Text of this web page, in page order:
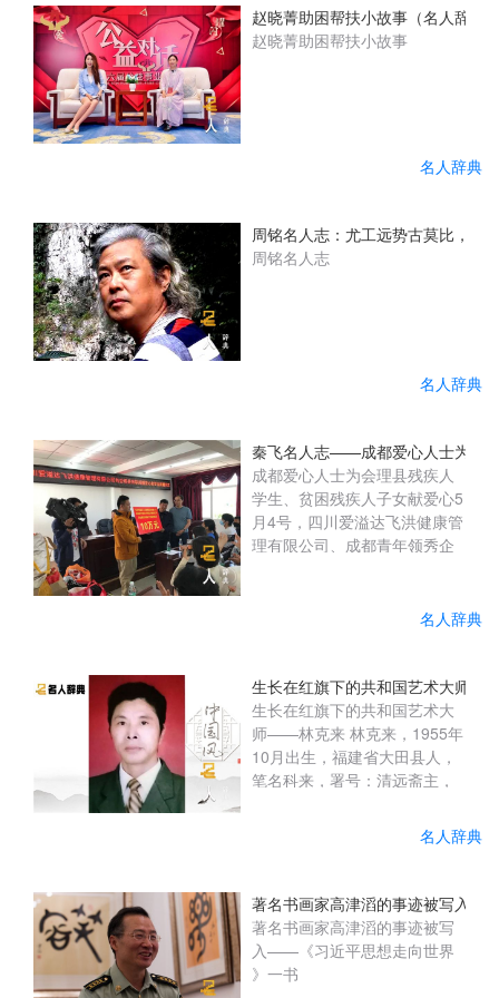
赵晓菁助困帮扶小故事（名人辞典
赵晓菁助困帮扶小故事
名人辞典
周铭名人志：尤工远势古莫比，
周铭名人志
名人辞典
秦飞名人志——成都爱心人士为会
成都爱心人士为会理县残疾人
学生、贫困残疾人子女献爱心5
月4号，四川爱溢达飞洪健康管
理有限公司、成都青年领秀企
迢来到会理县残联开展爱心助
式。在会理县残联的倡议支持
下，通过对接四川爱溢达飞洪
健康管理有限公司、成都青年
领秀企业管理咨询有限公司
后，两家企业积极响应为县残
名人辞典
生长在红旗下的共和国艺术大师
生长在红旗下的共和国艺术大
师——林克来 林克来，1955年
10月出生，福建省大田县人，
笔名科来，署号：清远斋主，
书协终身理事，中国(ZGSH
201904402) 当代著名书画
师。 原中国文化部文化市场发
展中心特聘书画家，中国艺术
学院特聘教授、博士生导师。
中国文化部文化艺术名誉顾
问。中共中央党校(2017.10)授
名人辞典
著名书画家高津滔的事迹被写入
著名书画家高津滔的事迹被写
入——《习近平思想走向世界
》一书